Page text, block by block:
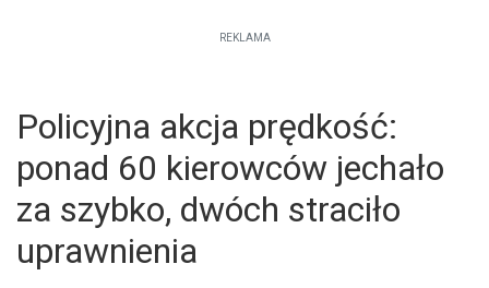
REKLAMA
Policyjna akcja prędkość:
ponad 60 kierowców jechało
za szybko, dwóch straciło
uprawnienia